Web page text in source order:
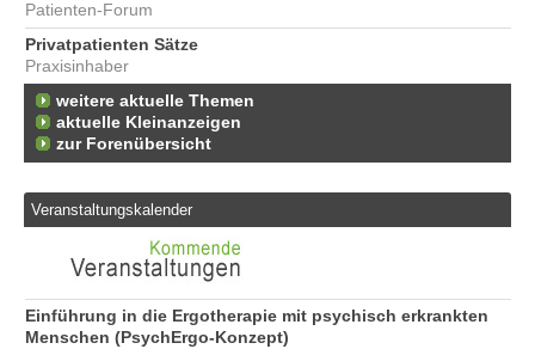
Patienten-Forum
Privatpatienten Sätze
Praxisinhaber
weitere aktuelle Themen
aktuelle Kleinanzeigen
zur Forenübersicht
Veranstaltungskalender
Einführung in die Ergotherapie mit psychisch erkrankten
Menschen (PsychErgo-Konzept)